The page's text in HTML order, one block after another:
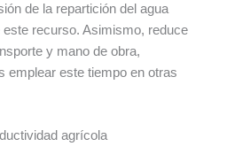
de la repartición del agua
recurso. Asimismo, reduce
y mano de obra,
emplear este tiempo en otras
agrícola